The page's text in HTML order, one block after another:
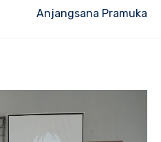
Anjangsana Pramuka